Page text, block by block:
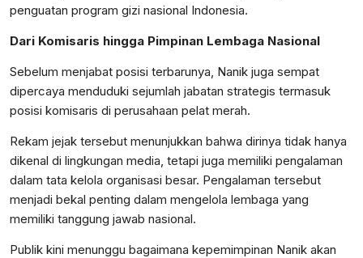
penguatan program gizi nasional Indonesia.
Dari Komisaris hingga Pimpinan Lembaga Nasional
Sebelum menjabat posisi terbarunya, Nanik juga sempat
dipercaya menduduki sejumlah jabatan strategis termasuk
posisi komisaris di perusahaan pelat merah.
Rekam jejak tersebut menunjukkan bahwa dirinya tidak hanya
dikenal di lingkungan media, tetapi juga memiliki pengalaman
dalam tata kelola organisasi besar. Pengalaman tersebut
menjadi bekal penting dalam mengelola lembaga yang
memiliki tanggung jawab nasional.
Publik kini menunggu bagaimana kepemimpinan Nanik akan